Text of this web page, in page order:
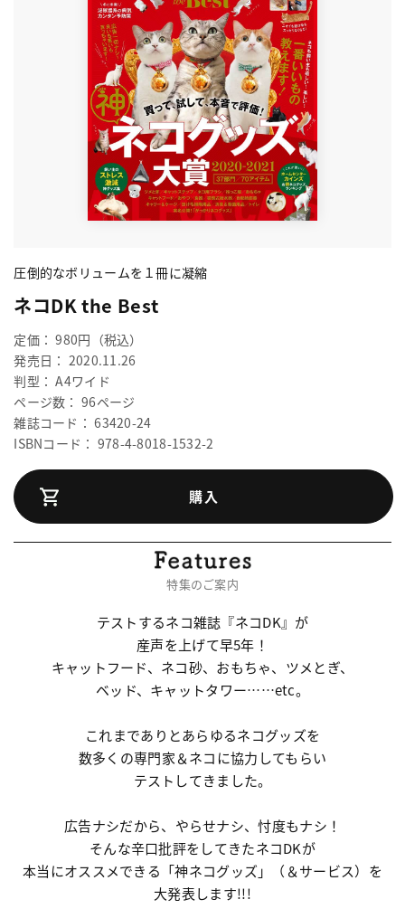
圧倒的なボリュームを１冊に凝縮
ネコDK the Best
定価： 980円（税込）
発売日： 2020.11.26
判型： A4ワイド
ページ数： 96ページ
雑誌コード： 63420-24
ISBNコード： 978-4-8018-1532-2
購入
特集のご案内
テストするネコ雑誌『ネコDK』が
産声を上げて早5年！
キャットフード、ネコ砂、おもちゃ、ツメとぎ、
ベッド、キャットタワー……etc。
これまでありとあらゆるネコグッズを
数多くの専門家＆ネコに協力してもらい
テストしてきました。
広告ナシだから、やらせナシ、忖度もナシ！
そんな辛口批評をしてきたネコDKが
本当にオススメできる「神ネコグッズ」（＆サービス）を
大発表します!!!